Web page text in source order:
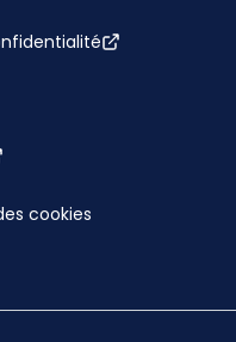
cookies